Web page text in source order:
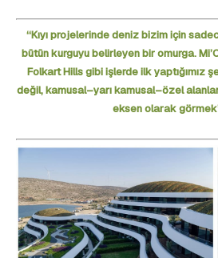
‘‘Kıyı projelerinde deniz bizim için
bütün kurguyu belirleyen bir omurga.
Folkart Hills gibi işlerde ilk yaptığımız
değil, kamusal–yarı kamusal–özel
eksen olarak